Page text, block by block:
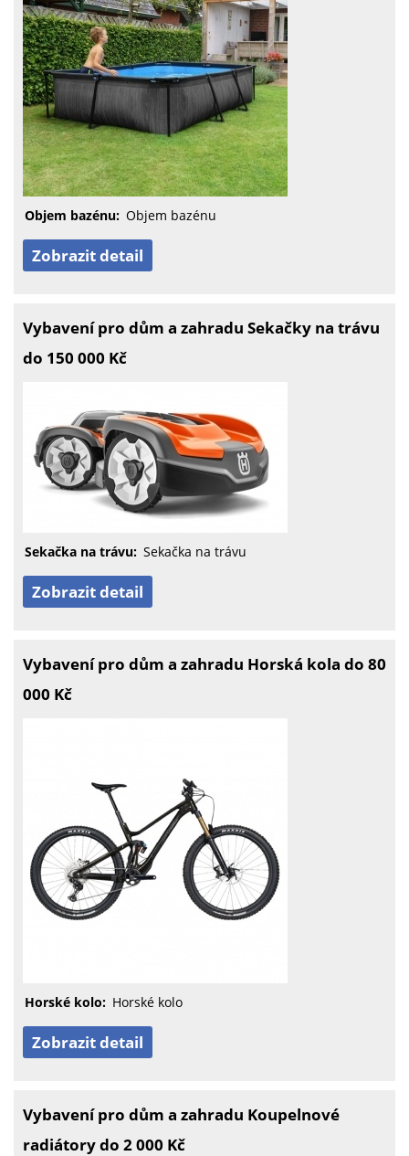
Objem bazénu: Objem bazénu
Zobrazit detail
Vybavení pro dům a zahradu Sekačky na trávu
do 150 000 Kč
Sekačka na trávu: Sekačka na trávu
Zobrazit detail
Vybavení pro dům a zahradu Horská kola do 80
000 Kč
Horské kolo: Horské kolo
Zobrazit detail
Vybavení pro dům a zahradu Koupelnové
radiátory do 2 000 Kč